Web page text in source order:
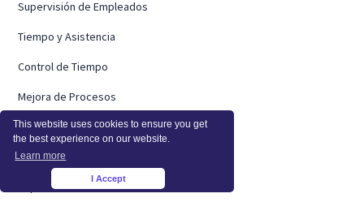
This website uses cookies to ensure you get
the best experience on our website.
Learn more
I Accept
Supervisión de Empleados
Tiempo y Asistencia
Control de Tiempo
Mejora de Procesos
Seguridad
Precios
Supervisión de la Actividad